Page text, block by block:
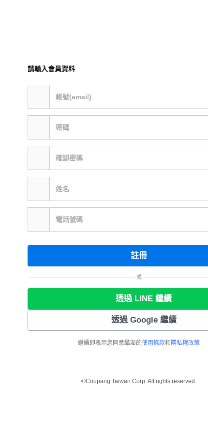
請輸入會員資料
帳號(email)
密碼
確認密碼
姓名
電話號碼
註冊
或
透過 LINE 繼續
透過 Google 繼續
繼續即表示您同意酷澎的使用條款和 隱私權政策
©Coupang Taiwan Corp. All rights reserved.